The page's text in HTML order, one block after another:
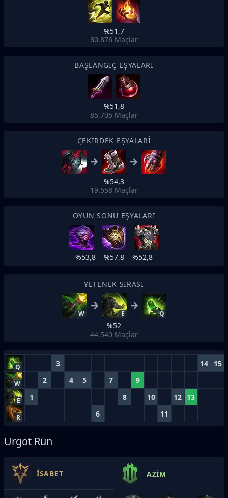
%51,7
80.876 Maçlar
BAŞLANGIÇ EŞYALARI
%51,8
85.705 Maçlar
ÇEKIRDEK EŞYALARI
%54,3
19.558 Maçlar
OYUN SONU EŞYALARI
%53,8 %57,8 %52,8
YETENEK SIRASI
W E Q
%52
44.540 Maçlar
Q 3 14 15
W 2 4 5 7 9
E 1 8 10 12 13
R 6 11
Urgot Rün
İSABET AZIM